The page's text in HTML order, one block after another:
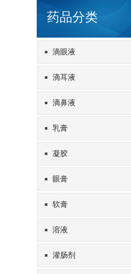
药品分类
滴眼液
滴耳液
滴鼻液
乳膏
凝胶
眼膏
软膏
溶液
灌肠剂